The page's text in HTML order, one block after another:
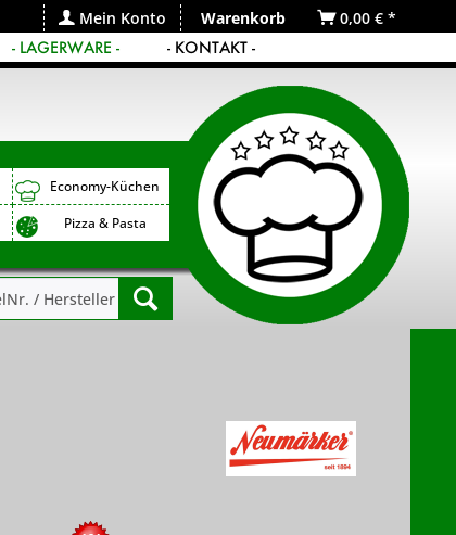
Mein Konto Warenkorb
0,00 € *
- LAGERWARE - - KONTAKT -
Economy-Küchen
Pizza & Pasta